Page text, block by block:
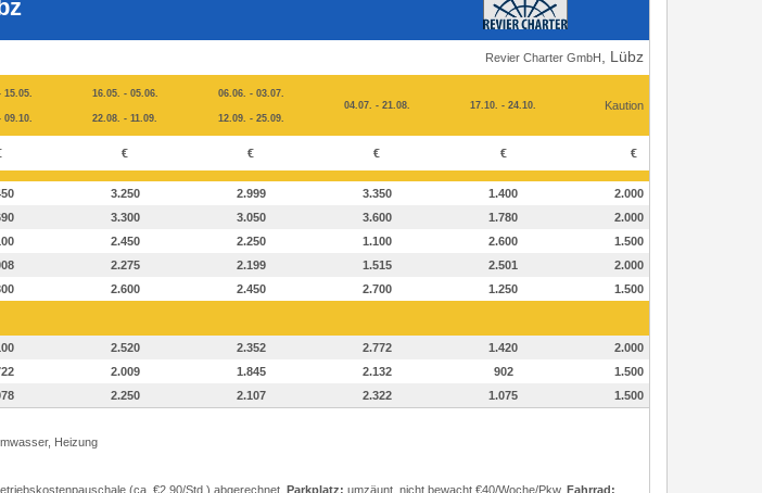
Revier Charter GmbH , Lübz
15.05.
09.10.
16.05. - 05.06.
22.08. - 11.09.
06.06. - 03.07.
12.09. - 25.09.
04.07. - 21.08. 17.10. - 24.10. Kaution
€ € € € €
3.250 2.999 3.350 1.400
2.000
3.300 3.050 3.600 1.780
2.000
2.450 2.250 1.100 2.600
1.500
2.275 2.199 1.515 2.501
2.000
2.600 2.450 2.700 1.250 1.500
2.520 2.352 2.772 1.420
2.000
2.009 1.845 2.132 902
1.500
2.250 2.107 2.322 1.075 1.500
Heizung
(ca. €2,90/Std.) abgerechnet. Parkplatz: umzäunt, nicht bewacht €40/Woche/Pkw. Fahrrad: